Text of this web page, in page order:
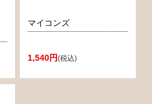
マイコンズ
1,540円(税込)